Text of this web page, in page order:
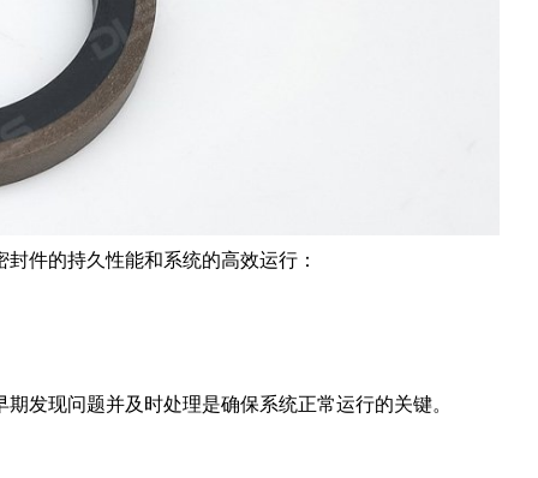
件的持久性能和系统的高效运行：
发现问题并及时处理是确保系统正常运行的关键。